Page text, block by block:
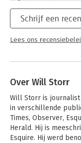
Sacred Flaw
what makes stories
writing classics as
Journey into Story
Enlightening and
stripes, whether
writer, or writer of
Schrijf een
Lees ons
Over Will Storr
Will Storr is
in verschillende
Times, Observer,
Herald. Hij is
Esquire. Hij werd